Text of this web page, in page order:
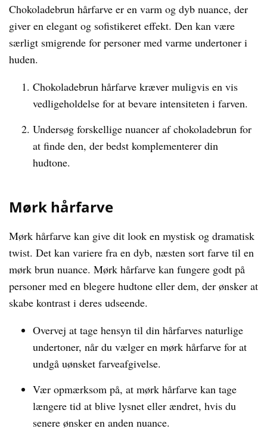
Chokoladebrun hårfarve er en varm og dyb nuance, der
giver en elegant og sofistikeret effekt. Den kan være
særligt smigrende for personer med varme undertoner i
huden.
Chokoladebrun hårfarve kræver muligvis en vis
vedligeholdelse for at bevare intensiteten i farven.
Undersøg forskellige nuancer af chokoladebrun for
at finde den, der bedst komplementerer din
hudtone.
Mørk hårfarve
Mørk hårfarve kan give dit look en mystisk og dramatisk
twist. Det kan variere fra en dyb, næsten sort farve til en
mørk brun nuance. Mørk hårfarve kan fungere godt på
personer med en blegere hudtone eller dem, der ønsker at
skabe kontrast i deres udseende.
Overvej at tage hensyn til din hårfarves naturlige
undertoner, når du vælger en mørk hårfarve for at
undgå uønsket farveafgivelse.
Vær opmærksom på, at mørk hårfarve kan tage
længere tid at blive lysnet eller ændret, hvis du
senere ønsker en anden nuance.